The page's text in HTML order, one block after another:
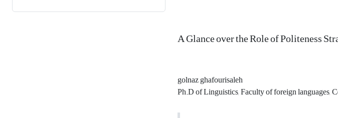
A Glance over the Role of Politeness
golnaz ghafourisaleh
Ph.D of Linguistics, Faculty of foreign languages,